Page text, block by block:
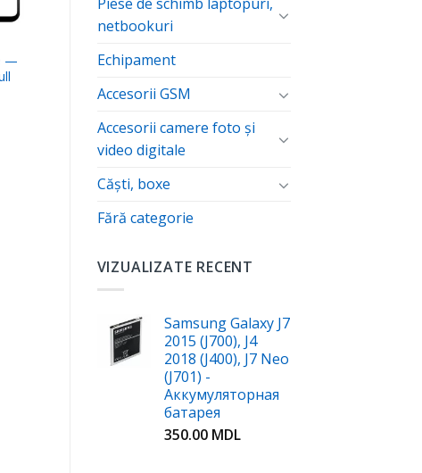
netbookuri
Echipament
Accesorii GSM
Accesorii camere foto şi
video digitale
Căști, boxe
Fără categorie
VIZUALIZATE RECENT
Samsung Galaxy J7
2015 (J700), J4
2018 (J400), J7 Neo
(J701) -
Аккумуляторная
батарея
350.00 MDL
—